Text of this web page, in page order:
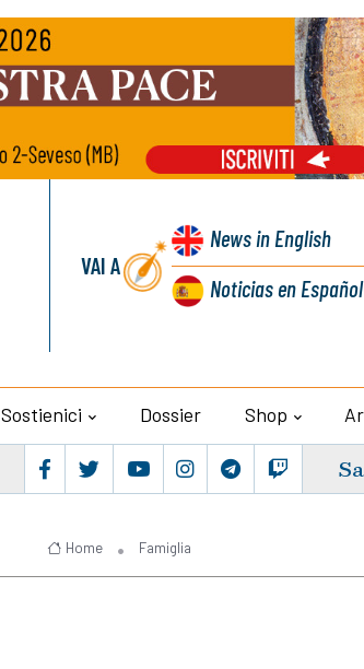
VAI A
Newsin English
Noticiasen Español
Sostienici Dossier Shop
Home Famiglia